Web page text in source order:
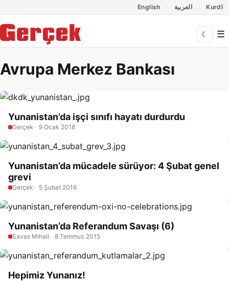
English العربية Kurdî
☾ ☰
Avrupa Merkez Bankası
Yunanistan’da işçi sınıfı hayatı durdurdu
Gerçek 9 Ocak 2018
Yunanistan’da mücadele sürüyor: 4 Şubat genel
grevi
Gerçek 5 Şubat 2016
Yunanistan’da Referandum Savaşı (6)
Savas Mihail 8 Temmuz 2015
Hepimiz Yunanız!